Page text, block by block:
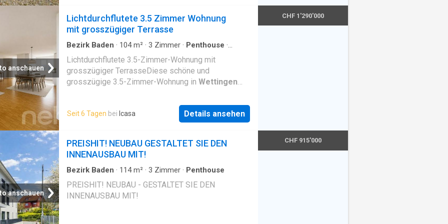
anschauen
Lichtdurchflutete 3.5 Zimmer Wohnung
mit grosszügiger Terrasse
Bezirk Baden · 104m² · 3 Zimmer · Penthouse ·
Lichtdurchflutete 3.5-Zimmer-Wohnung mit
grosszügiger TerrasseDiese schöne und
grosszügige 3.5-Zimmer-Wohnung in Wettingen
Seit 6 Tagen bei Icasa Details ansehen
CHF 1'290'000
anschauen
PREISHIT! NEUBAU GESTALTET SIE DEN
INNENAUSBAU MIT!
Bezirk Baden · 114m² · 3 Zimmer · Penthouse
PREISHIT! NEUBAU - GESTALTET SIE DEN
INNENAUSBAU MIT!
CHF 915'000